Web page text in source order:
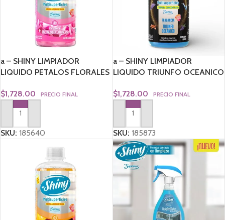
a – SHINY LIMPIADOR
LIQUIDO PETALOS FLORALES
$1,728.00 PRECIO FINAL
AGREGAR AL CARRITO
SKU: 185640
a – SHINY LIMPIADOR
LIQUIDO TRIUNFO OCEANICO
$1,728.00 PRECIO FINAL
AGREGAR AL CARRITO
SKU: 185873